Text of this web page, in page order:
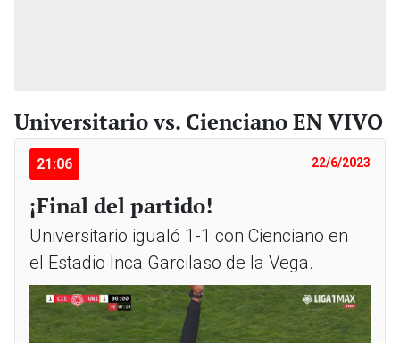
Universitario vs. Cienciano EN VIVO
21:06 22/6/2023
¡Final del partido!
Universitario igualó 1-1 con Cienciano en
el Estadio Inca Garcilaso de la Vega.